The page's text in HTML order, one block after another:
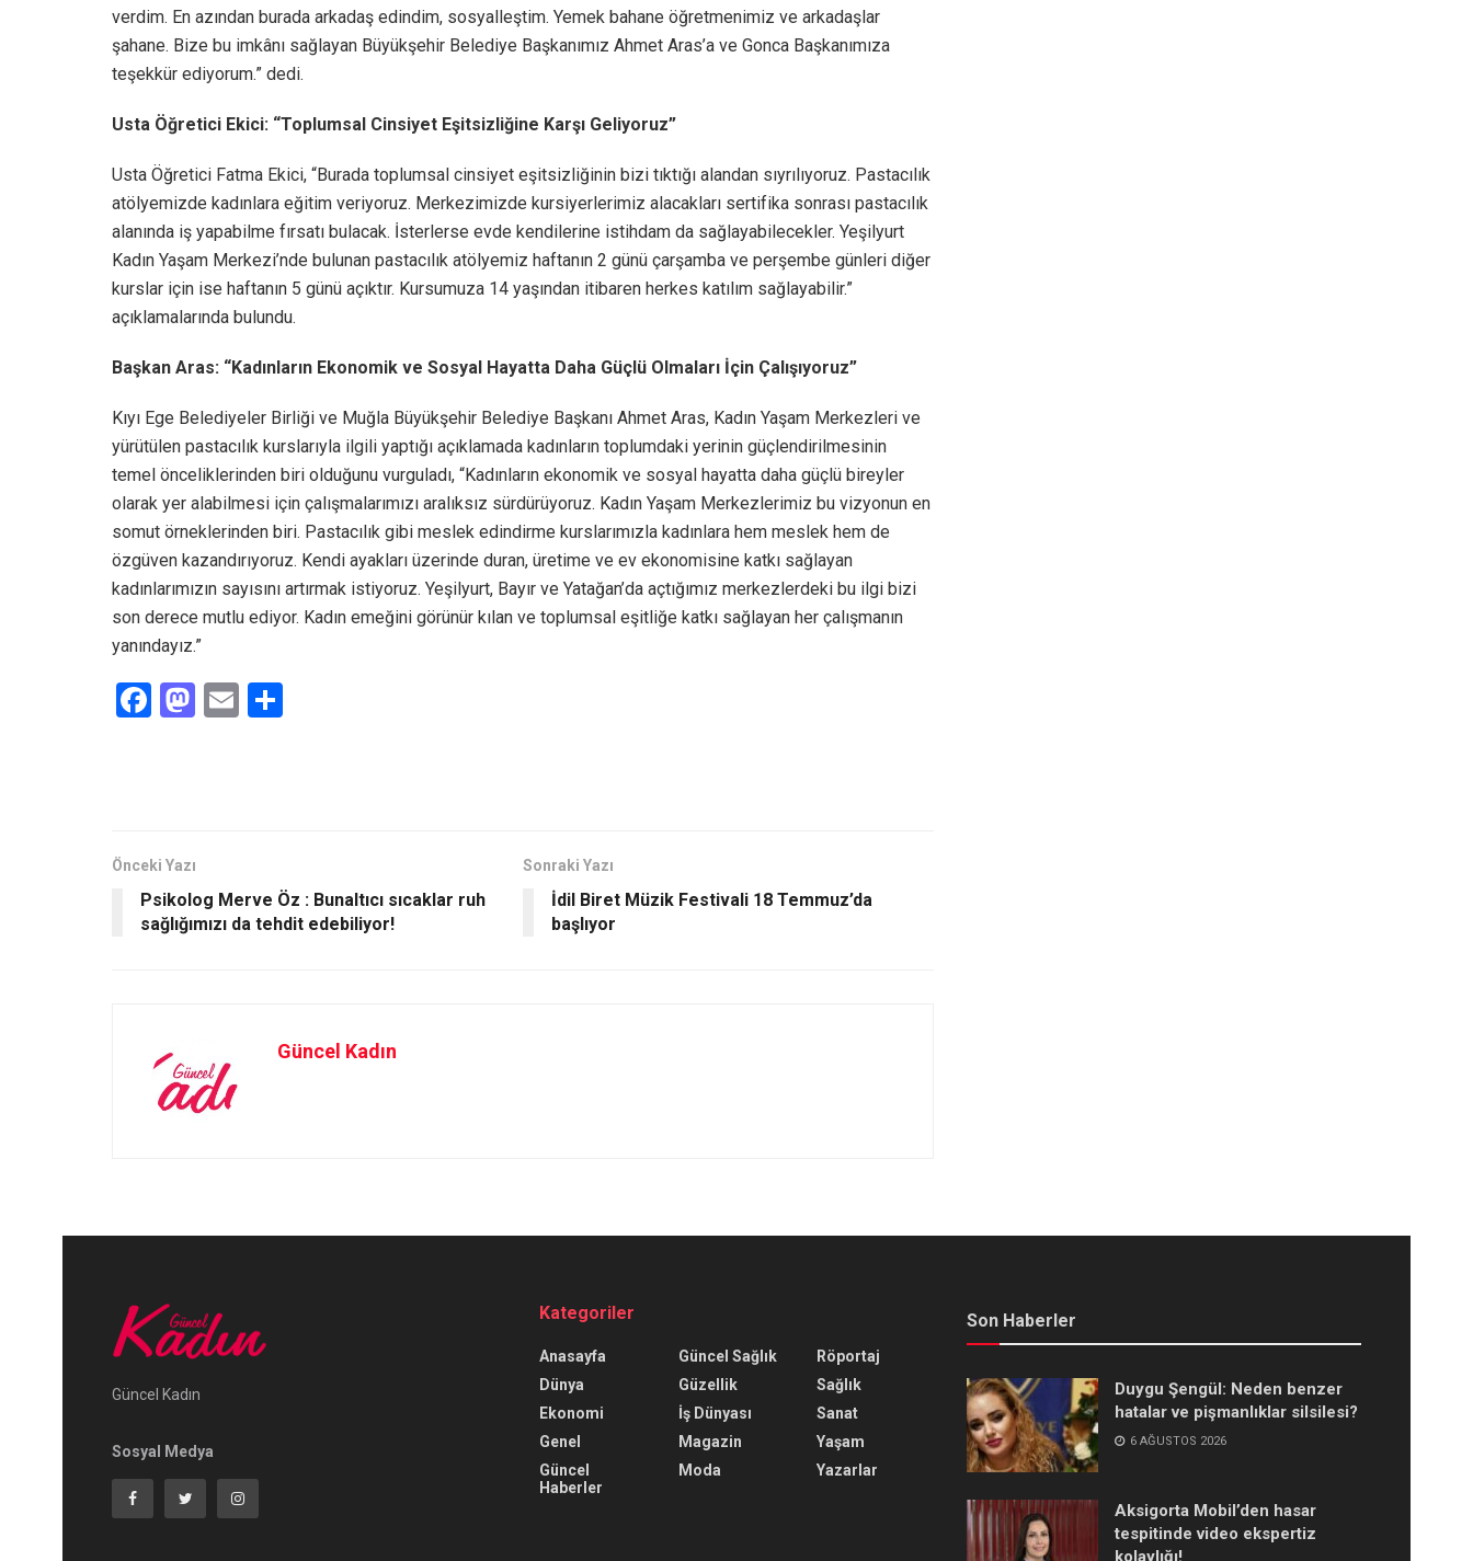
verdim. En azından burada arkadaş edindim, sosyalleştim. Yemek bahane öğretmenimiz ve arkadaşlar
şahane. Bize bu imkânı sağlayan Büyükşehir Belediye Başkanımız Ahmet Aras’a ve Gonca Başkanımıza
teşekkür ediyorum.” dedi.
Usta Öğretici Ekici: “Toplumsal Cinsiyet Eşitsizliğine Karşı Geliyoruz”
Usta Öğretici Fatma Ekici, “Burada toplumsal cinsiyet eşitsizliğinin bizi tıktığı alandan sıyrılıyoruz. Pastacılık
atölyemizde kadınlara eğitim veriyoruz. Merkezimizde kursiyerlerimiz alacakları sertifika sonrası pastacılık
alanında iş yapabilme fırsatı bulacak. İsterlerse evde kendilerine istihdam da sağlayabilecekler. Yeşilyurt
Kadın Yaşam Merkezi’nde bulunan pastacılık atölyemiz haftanın 2 günü çarşamba ve perşembe günleri diğer
kurslar için ise haftanın 5 günü açıktır. Kursumuza 14 yaşından itibaren herkes katılım sağlayabilir.”
açıklamalarında bulundu.
Başkan Aras: “Kadınların Ekonomik ve Sosyal Hayatta Daha Güçlü Olmaları İçin Çalışıyoruz”
Kıyı Ege Belediyeler Birliği ve Muğla Büyükşehir Belediye Başkanı Ahmet Aras, Kadın Yaşam Merkezleri ve
yürütülen pastacılık kurslarıyla ilgili yaptığı açıklamada kadınların toplumdaki yerinin güçlendirilmesinin
temel önceliklerinden biri olduğunu vurguladı, “Kadınların ekonomik ve sosyal hayatta daha güçlü bireyler
olarak yer alabilmesi için çalışmalarımızı aralıksız sürdürüyoruz. Kadın Yaşam Merkezlerimiz bu vizyonun en
somut örneklerinden biri. Pastacılık gibi meslek edindirme kurslarımızla kadınlara hem meslek hem de
özgüven kazandırıyoruz. Kendi ayakları üzerinde duran, üretime ve ev ekonomisine katkı sağlayan
kadınlarımızın sayısını artırmak istiyoruz. Yeşilyurt, Bayır ve Yatağan’da açtığımız merkezlerdeki bu ilgi bizi
son derece mutlu ediyor. Kadın emeğini görünür kılan ve toplumsal eşitliğe katkı sağlayan her çalışmanın
yanındayız.”
F
o
k
M
n
E
Önceki Yazı
Psikolog Merve Öz : Bunaltıcı sıcaklar ruh
sağlığımızı da tehdit edebiliyor!
Sonraki Yazı
İdil Biret Müzik Festivali 18 Temmuz’da
başlıyor
Güncel Kadın
Güncel Kadın
Sosyal Medya
Kategoriler
Anasayfa
Dünya
Ekonomi
Genel
Güncel
Haberler
Güncel Sağlık
Güzellik
İş Dünyası
Magazin
Moda
Röportaj
Sağlık
Sanat
Yaşam
Yazarlar
Son Haberler
Duygu Şengül: Neden benzer
hatalar ve pişmanlıklar silsilesi?
6 AĞUSTOS 2026
Aksigorta Mobil’den hasar
tespitinde video ekspertiz
kolaylığı!